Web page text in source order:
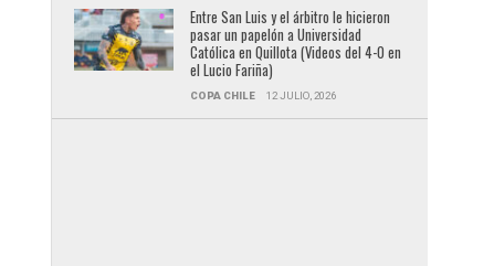
Entre San Luis y el árbitro le hicieron
pasar un papelón a Universidad
Católica en Quillota (Videos del 4-0 en
el Lucio Fariña)
COPA CHILE 12 JULIO, 2026